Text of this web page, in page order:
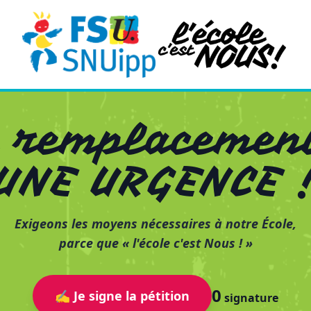
URGENCE
Exigeons les moyens nécessaires à notre École,
parce que « l'école c'est Nous ! »
✍️ Je signe la pétition 0 signature